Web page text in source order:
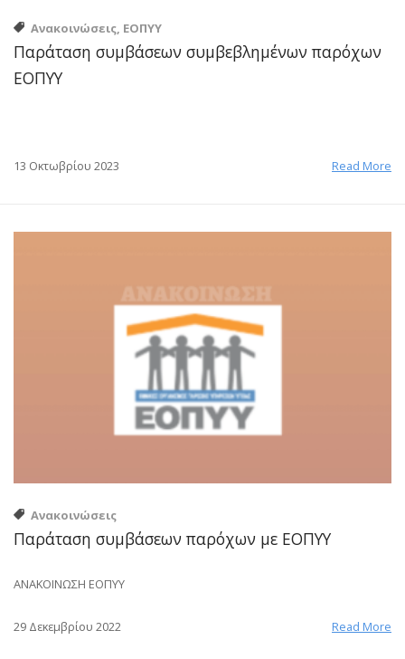
Ανακοινώσεις, ΕΟΠΥΥ
Παράταση συμβάσεων συμβεβλημένων παρόχων
ΕΟΠΥΥ
13 Οκτωβρίου 2023 Read More
Ανακοινώσεις
Παράταση συμβάσεων παρόχων με ΕΟΠΥΥ
ANAKOINΩΣΗ ΕΟΠΥΥ
29 Δεκεμβρίου 2022 Read More